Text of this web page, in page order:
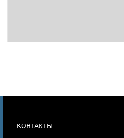
В
КОНТАКТЫ